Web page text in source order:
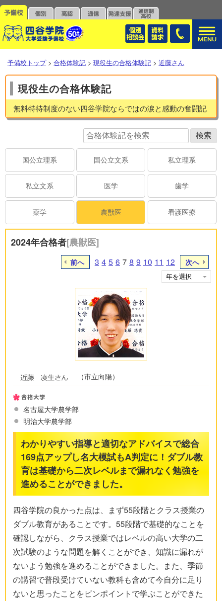
予備校トップ > 合格体験記 > 現役生の合格体験記 > 近藤さん
現役生の合格体験記
無料特待制度のない四谷学院ならではの涙と感動の奮闘記
国公立理系 国公立文系 私立理系
私立文系 医学 歯学
薬学 農獣医 看護医療
2024年合格者[農獣医]
前へ 3 4 5 6 7 8 9 10 11 12 次へ
（市立向陽）
名古屋大学農学部
明治大学農学部
わかりやすい指導と適切なアドバイスで総合
169点アップし名大模試もA判定に！ダブル教
育は基礎から二次レベルまで漏れなく勉強を
進めることができました。
四谷学院の良かった点は、まず55段階とクラス授業の
ダブル教育があることです。55段階で基礎的なことを
確認しながら、クラス授業ではレベルの高い大学の二
次試験のような問題を解くことができ、知識に漏れが
ないよう勉強を進めることができました。また、季節
の講習で普段受けていない教科も含めて今自分に足り
ないと思ったことをピンポイントで学ぶことができた